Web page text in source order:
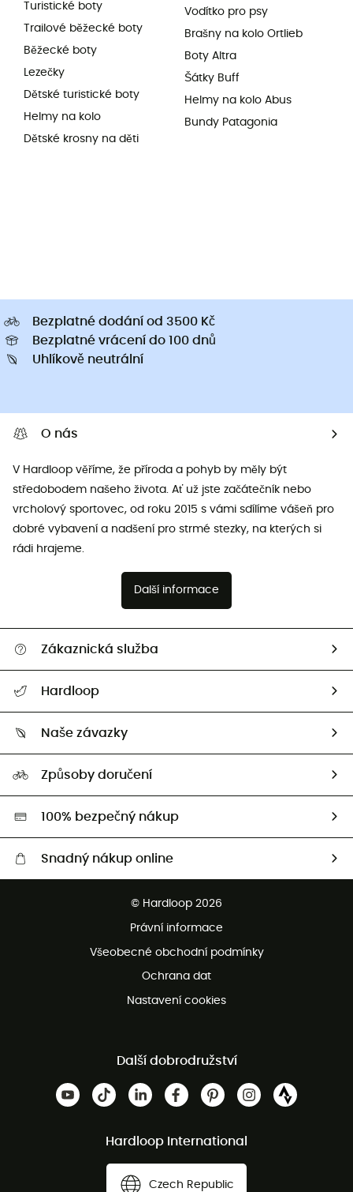
Turistické boty
Trailové běžecké boty
Běžecké boty
Lezečky
Dětské turistické boty
Helmy na kolo
Dětské krosny na děti
Vodítko pro psy
Brašny na kolo Ortlieb
Boty Altra
Šátky Buff
Helmy na kolo Abus
Bundy Patagonia
Bezplatné dodání od 3500 Kč
Bezplatné vrácení do 100 dnů
Uhlíkově neutrální
O nás
V Hardloop věříme, že příroda a pohyb by měly být
středobodem našeho života. Ať už jste začátečník nebo
vrcholový sportovec, od roku 2015 s vámi sdílíme vášeň pro
dobré vybavení a nadšení pro strmé stezky, na kterých si
rádi hrajeme.
Další informace
Zákaznická služba
Vrácení zboží a peněz
Hardloop
Naši Ambasadoři
Naše závazky
Second hand
HardGreen
Způsoby doručení
100% bezpečný nákup
Snadný nákup online
Bezplatná zákaznická služba
© Hardloop 2026
Právní informace
Všeobecné obchodní podmínky
Ochrana dat
Nastavení cookies
Další dobrodružství
Hardloop International
Czech Republic